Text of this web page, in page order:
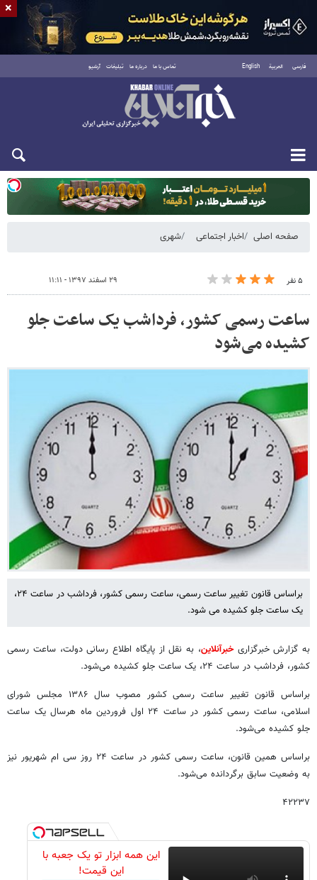
فارسی العربية English تماس با ما درباره ما تبلیغات آرشیو
یکشنبه ۱۸ مرداد ۱۴۰۵
صفحه اصلی اخبار اجتماعی شهری
۵ نفر ۲۹ اسفند ۱۳۹۷ - ۱۱:۱۱
ساعت رسمی کشور، فرداشب یک ساعت جلو
کشیده می‌شود
براساس قانون تغییر ساعت رسمی، ساعت رسمی کشور، فرداشب در ساعت ۲۴،
یک ساعت جلو کشیده می شود.
به گزارش خبرگزاریخبرآنلاین، به نقل از پایگاه اطلاع رسانی دولت، ساعت رسمی
کشور، فرداشب در ساعت ۲۴، یک ساعت جلو کشیده می‌شود.
براساس قانون تغییر ساعت رسمی کشور مصوب سال ۱۳۸۶ مجلس شورای
اسلامی، ساعت رسمی کشور در ساعت ۲۴ اول فروردین ماه هرسال یک ساعت
جلو کشیده می‌شود.
براساس همین قانون، ساعت رسمی کشور در ساعت ۲۴ روز سی ام شهریور نیز
به وضعیت سابق برگردانده می‌شود.
۴٢٢٣٧
این همه ابزار تو یک جعبه با
این قیمت!
×